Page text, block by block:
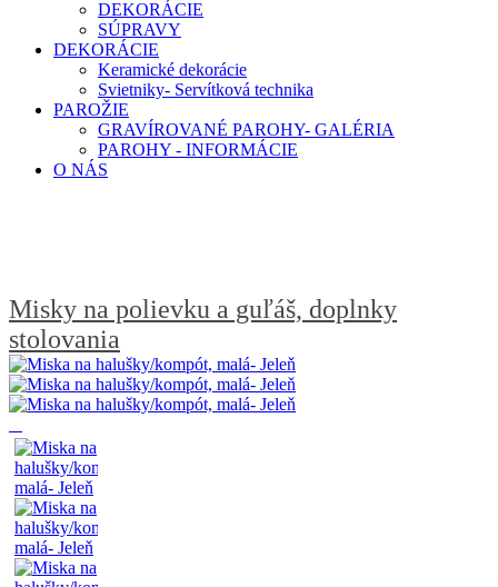
DEKORÁCIE
SÚPRAVY
DEKORÁCIE
Keramické dekorácie
Svietniky- Servítková technika
PAROŽIE
GRAVÍROVANÉ PAROHY- GALÉRIA
PAROHY - INFORMÁCIE
O NÁS
Misky na polievku a guľáš, doplnky
stolovania